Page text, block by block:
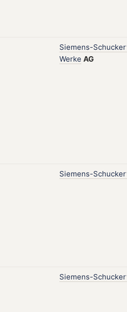
Siemens-
Werke AG
Siemens-
Siemens-